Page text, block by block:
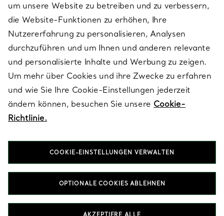
ÜBER TIFFANY & CO.
RECHTLICHE HINWEISE
FOLGEN SIE UNS
T&Co. 2026
um unsere Website zu betreiben und zu verbessern,
die Website-Funktionen zu erhöhen, Ihre
Nutzererfahrung zu personalisieren, Analysen
durchzuführen und um Ihnen und anderen relevante
und personalisierte Inhalte und Werbung zu zeigen.
Um mehr über Cookies und ihre Zwecke zu erfahren
und wie Sie Ihre Cookie-Einstellungen jederzeit
ändern können, besuchen Sie unsere Cookie-
Richtlinie.
COOKIE-EINSTELLUNGEN VERWALTEN
OPTIONALE COOKIES ABLEHNEN
AKZEPTIERE ALLE